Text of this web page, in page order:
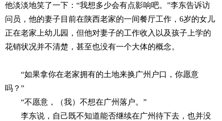
他淡淡地笑了一下：“我想多少会有点影响吧。”李东告诉访
问员，他的妻子目前在陕西老家的一间餐厅工作，6岁的女儿
正在老家上幼儿园，但他对妻子的工作收入以及孩子上学的
花销状况并不清楚，甚至也没有一个大体的概念。
“如果拿你在老家拥有的土地来换广州户口，你愿意
吗？”
“不愿意，（我）不想在广州落户。”
李东说，自己既不知道能否继续在广州待下去，也并没